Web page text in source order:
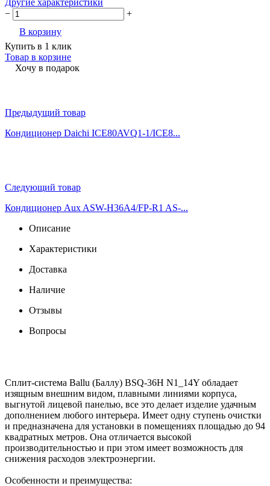
Другие характеристики
−
+
В корзину
Купить в 1 клик
Товар в корзине
Хочу в подарок
Предыдущий товар
Кондиционер Daichi ICE80AVQ1-1/ICE8...
Следующий товар
Кондиционер Aux ASW-H36A4/FP-R1 AS-...
Описание
Характеристики
Доставка
Наличие
Отзывы
Вопросы
Сплит-система Ballu (Баллу) BSQ-36H N1_14Y обладает
изящным внешним видом, плавными линиями корпуса,
выгнутой лицевой панелью, все это делает изделие удачным
дополнением любого интерьера. Имеет одну ступень очистки
и предназначена для установки в помещениях площадью до 94
квадратных метров. Она отличается высокой
производительностью и при этом имеет возможность для
снижения расходов электроэнергии.
Особенности и преимущества: